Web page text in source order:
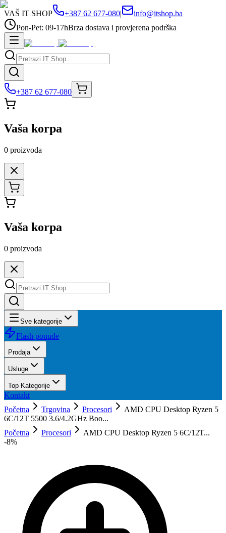
VAŠ IT SHOP +387 62 677-080|
info@itshop.ba
Pon-Pet: 09-17hBrza dostava i provjerena podrška
+387 62 677-080
Vaša korpa
0 proizvoda
Vaša korpa
0 proizvoda
Sve kategorije
Flash ponude
Prodaja
Usluge
Top Kategorije
Kontakt
Početna
Trgovina Procesori
AMD CPU Desktop Ryzen 5
6C/12T 5500 3.6/4.2GHz Boo...
Početna
Procesori
AMD CPU Desktop Ryzen 5 6C/12T...
-8%